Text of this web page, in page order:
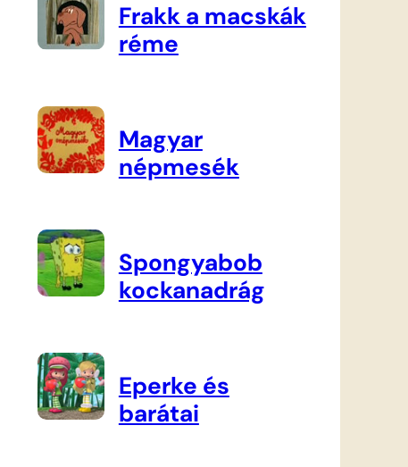
Frakk a macskák
réme
Magyar
népmesék
Spongyabob
kockanadrág
Eperke és
barátai